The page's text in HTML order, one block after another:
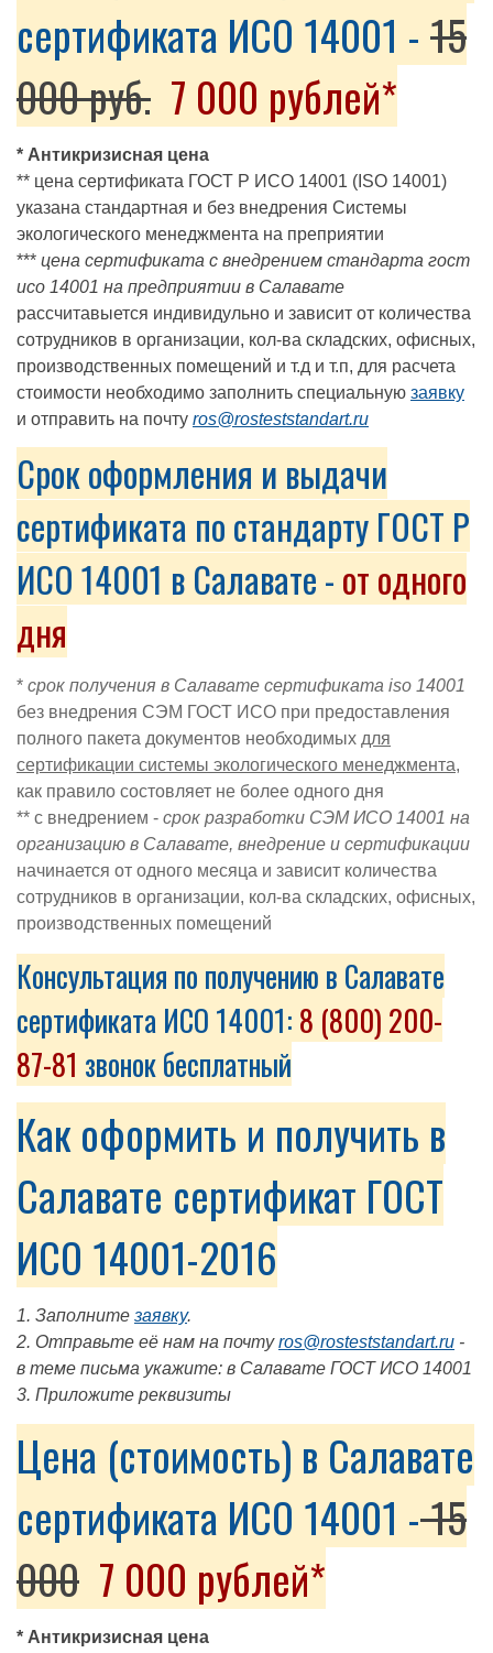
сертификата ИСО 14001 -15
000 руб. 7 000 рублей*
* Антикризисная цена
** цена сертификата ГОСТ Р ИСО 14001 (ISO 14001)
указана стандартная и без внедрения Системы
экологического менеджмента на преприятии
*** цена сертификата с внедрением стандарта гост
исо 14001 на предприятии в Салавате
рассчитавыется индивидульно и зависит от количества
сотрудников в организации, кол-ва складских, офисных,
производственных помещений и т.д и т.п, для расчета
стоимости необходимо заполнить специальную заявку
и отправить на почту ros@rosteststandart.ru
Срок оформления и выдачи
сертификата по стандарту ГОСТ Р
ИСО 14001 в Салавате -от одного
дня
* срок получения в Салавате сертификата iso 14001
без внедрения СЭМ ГОСТ ИСО при предоставления
полного пакета документов необходимых для
сертификации системы экологического менеджмента,
как правило состовляет не более одного дня
** с внедрением - срок разработки СЭМ ИСО 14001 на
организацию в Салавате, внедрение и сертификации
начинается от одного месяца и зависит количества
сотрудников в организации, кол-ва складских, офисных,
производственных помещений
Консультация по получению в Салавате
сертификата ИСО 14001: 8 (800) 200-
87-81 звонок бесплатный
Как оформить и получить в
Салавате сертификат ГОСТ
ИСО 14001-2016
1. Заполните заявку.
2. Отправьте её нам на почтуros@rosteststandart.ru -
в теме письма укажите: в Салавате ГОСТ ИСО 14001
3. Приложите реквизиты
Цена (стоимость) в Салавате
сертификата ИСО 14001 -15
000 7 000 рублей*
* Антикризисная цена